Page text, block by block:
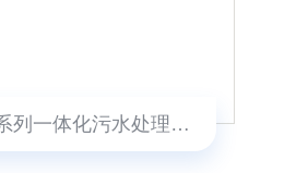
WSZ系列一体化污水处理设备